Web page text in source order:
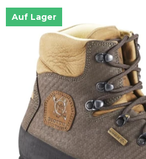
Auf Lager